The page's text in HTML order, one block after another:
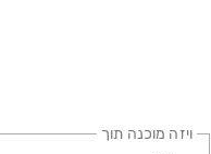
ויזה מוכנה תוך